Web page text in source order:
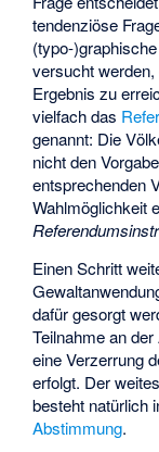
tendenziöse
(typo-
versucht
Ergebnis zu
vielfach das
genannt: Die
nicht den
entsprechenden
Wahlmöglichkeit
Einen Schritt
dafür gesorgt
Teilnahme an
eine Verzerrung
erfolgt. Der
besteht natürlich
Abstimmung.